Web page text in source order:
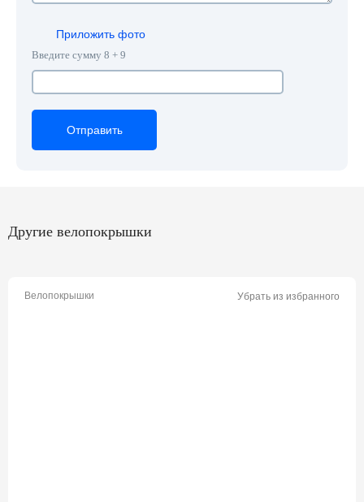
Приложить фото
Введите сумму 8 + 9
Отправить
Отправить
Отправить
Другие велопокрышки
Велопокрышки Убрать из избранного